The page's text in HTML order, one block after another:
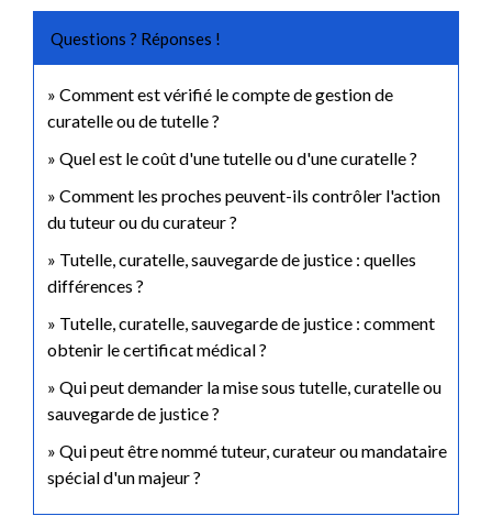
Questions ? Réponses !
Comment est vérifié le compte de gestion de
curatelle ou de tutelle ?
Quel est le coût d'une tutelle ou d'une curatelle ?
Comment les proches peuvent-ils contrôler l'action
du tuteur ou du curateur ?
Tutelle, curatelle, sauvegarde de justice : quelles
différences ?
Tutelle, curatelle, sauvegarde de justice : comment
obtenir le certificat médical ?
Qui peut demander la mise sous tutelle, curatelle ou
sauvegarde de justice ?
Qui peut être nommé tuteur, curateur ou mandataire
spécial d'un majeur ?